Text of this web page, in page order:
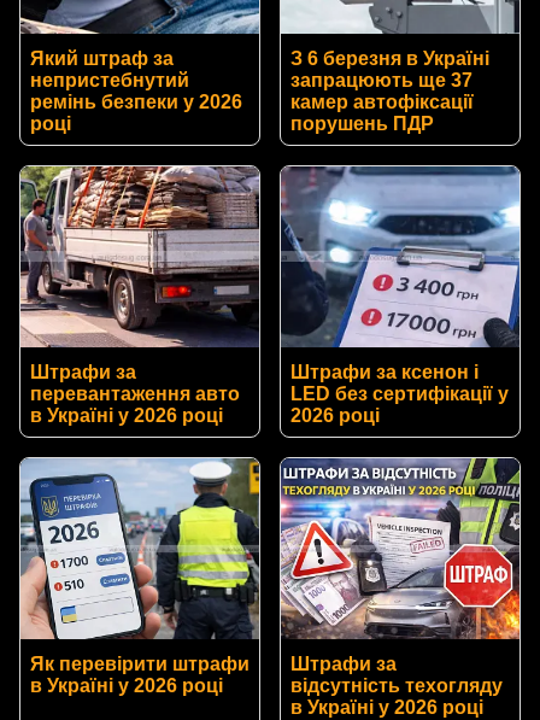
Який штраф за
непристебнутий
ремінь безпеки у 2026
році
З 6 березня в Україні
запрацюють ще 37
камер автофіксації
порушень ПДР
Штрафи за
перевантаження авто
в Україні у 2026 році
Штрафи за ксенон і
LED без сертифікації у
2026 році
Як перевірити штрафи
в Україні у 2026 році
Штрафи за
відсутність техогляду
в Україні у 2026 році